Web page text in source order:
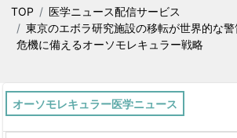
TOP
医学ニュース配信サービス
東京のエボラ研究施設の移転が世界的な
危機に備えるオーソモレキュラー戦略
オーソモレキュラー医学ニュース